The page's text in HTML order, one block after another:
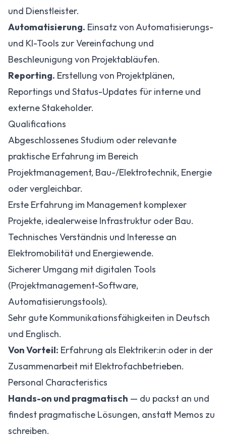
und Dienstleister.
Automatisierung. Einsatz von Automatisierungs-
und KI-Tools zur Vereinfachung und
Beschleunigung von Projektabläufen.
Reporting. Erstellung von Projektplänen,
Reportings und Status-Updates für interne und
externe Stakeholder.
Qualifications
Abgeschlossenes Studium oder relevante
praktische Erfahrung im Bereich
Projektmanagement, Bau-/Elektrotechnik, Energie
oder vergleichbar.
Erste Erfahrung im Management komplexer
Projekte, idealerweise Infrastruktur oder Bau.
Technisches Verständnis und Interesse an
Elektromobilität und Energiewende.
Sicherer Umgang mit digitalen Tools
(Projektmanagement-Software,
Automatisierungstools).
Sehr gute Kommunikationsfähigkeiten in Deutsch
und Englisch.
Von Vorteil: Erfahrung als Elektriker:in oder in der
Zusammenarbeit mit Elektrofachbetrieben.
Personal Characteristics
Hands-on und pragmatisch — du packst an und
findest pragmatische Lösungen, anstatt Memos zu
schreiben.